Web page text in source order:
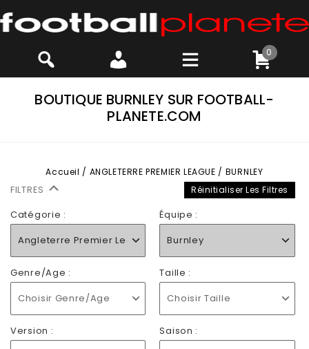
0
BOUTIQUE BURNLEY SUR FOOTBALL-
PLANETE.COM
Accueil / ANGLETERRE PREMIER LEAGUE / BURNLEY
FILTRES Réinitialiser Les Filtres
Catégorie :
Angleterre Premier League
Équipe :
Burnley
Genre/Age :
Choisir Genre/Age
Taille :
Choisir Taille
Version :
Saison :